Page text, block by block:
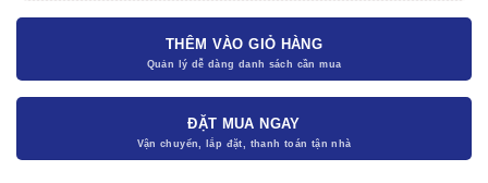
THÊM VÀO GIỎ HÀNG
ĐẶT MUA NGAY